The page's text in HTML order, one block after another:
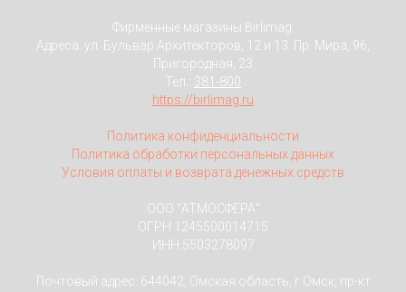
Фирменные магазины Birlimag:
Адреса: ул. Бульвар Архитекторов, 12 и 13. Пр. Мира, 96,
Пригородная, 23
Тел.: 381-800
https://birlimag.ru
Политика конфиденциальности
Политика обработки персональных данных
Условия оплаты и возврата денежных средств
ООО "АТМОСФЕРА"
ОГРН 1245500014715
ИНН 5503278097
Почтовый адрес: 644042, Омская область, г Омск, пр-кт